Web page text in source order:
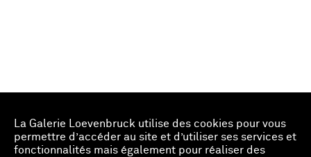
La Galerie Loevenbruck utilise des cookies pour vous
permettre d’accéder au site et d’utiliser ses services et
fonctionnalités mais également pour réaliser des